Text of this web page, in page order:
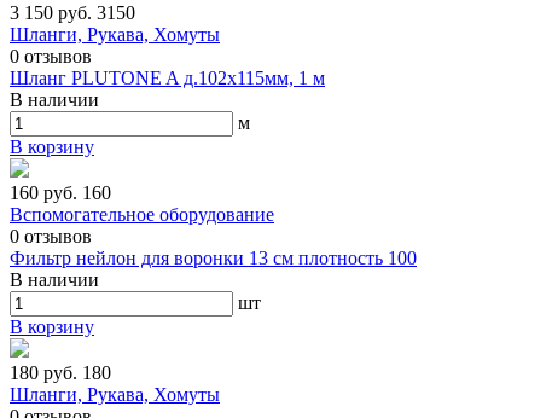
3 150 руб. 3150
Шланги, Рукава, Хомуты
0 отзывов
Шланг PLUTONE A д.102х115мм, 1 м
В наличии
м
В корзину
160 руб. 160
Вспомогательное оборудование
0 отзывов
Фильтр нейлон для воронки 13 см плотность 100
В наличии
шт
В корзину
180 руб. 180
Шланги, Рукава, Хомуты